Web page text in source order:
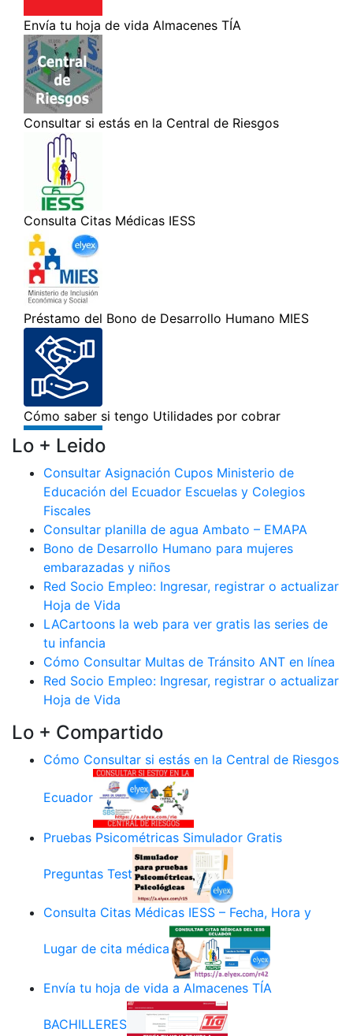
Lo + Leido
Consultar Asignación Cupos Ministerio de
Educación del Ecuador Escuelas y Colegios
Fiscales
Consultar planilla de agua Ambato – EMAPA
Bono de Desarrollo Humano para mujeres
embarazadas y niños
Red Socio Empleo: Ingresar, registrar o actualizar
Hoja de Vida
LACartoons la web para ver gratis las series de
tu infancia
Cómo Consultar Multas de Tránsito ANT en línea
Red Socio Empleo: Ingresar, registrar o actualizar
Hoja de Vida
Lo + Compartido
Cómo Consultar si estás en la Central de Riesgos
Ecuador
Pruebas Psicométricas Simulador Gratis
Preguntas Test
Consulta Citas Médicas IESS – Fecha, Hora y
Lugar de cita médica
Envía tu hoja de vida a Almacenes TÍA
BACHILLERES